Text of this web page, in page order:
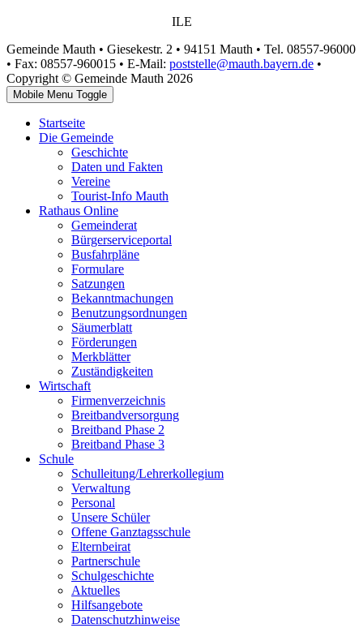
ILE
Gemeinde Mauth • Giesekestr. 2 • 94151 Mauth • Tel. 08557-96000
• Fax: 08557-960015 • E-Mail: poststelle@mauth.bayern.de •
Copyright © Gemeinde Mauth 2026
Mobile Menu Toggle
Startseite
Die Gemeinde
Geschichte
Daten und Fakten
Vereine
Tourist-Info Mauth
Rathaus Online
Gemeinderat
Bürgerserviceportal
Busfahrpläne
Formulare
Satzungen
Bekanntmachungen
Benutzungsordnungen
Säumerblatt
Förderungen
Merkblätter
Zuständigkeiten
Wirtschaft
Firmenverzeichnis
Breitbandversorgung
Breitband Phase 2
Breitband Phase 3
Schule
Schulleitung/Lehrerkollegium
Verwaltung
Personal
Unsere Schüler
Offene Ganztagsschule
Elternbeirat
Partnerschule
Schulgeschichte
Aktuelles
Hilfsangebote
Datenschutzhinweise